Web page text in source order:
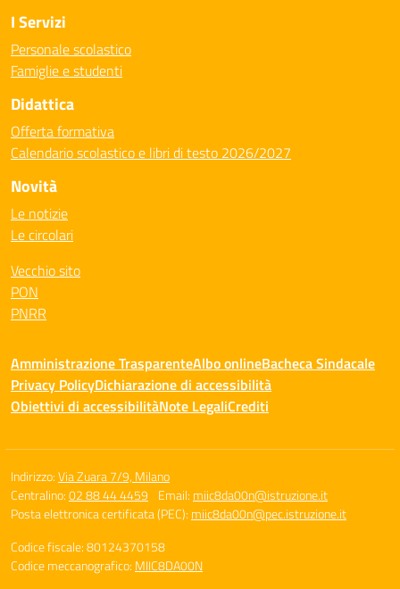
I Servizi
Personale scolastico
Famiglie e studenti
Didattica
Offerta formativa
Calendario scolastico e libri di testo 2026/2027
Novità
Le notizie
Le circolari
Vecchio sito
PON
PNRR
Amministrazione TrasparenteAlbo onlineBacheca Sindacale
Privacy PolicyDichiarazione di accessibilità
Obiettivi di accessibilitàNote LegaliCrediti
Indirizzo:Via Zuara 7/9, Milano
Centralino:02 88 44 4459 Email: miic8da00n@istruzione.it
Posta elettronica certificata (PEC): miic8da00n@pec.istruzione.it
Codice fiscale: 80124370158
Codice meccanografico: MIIC8DA00N